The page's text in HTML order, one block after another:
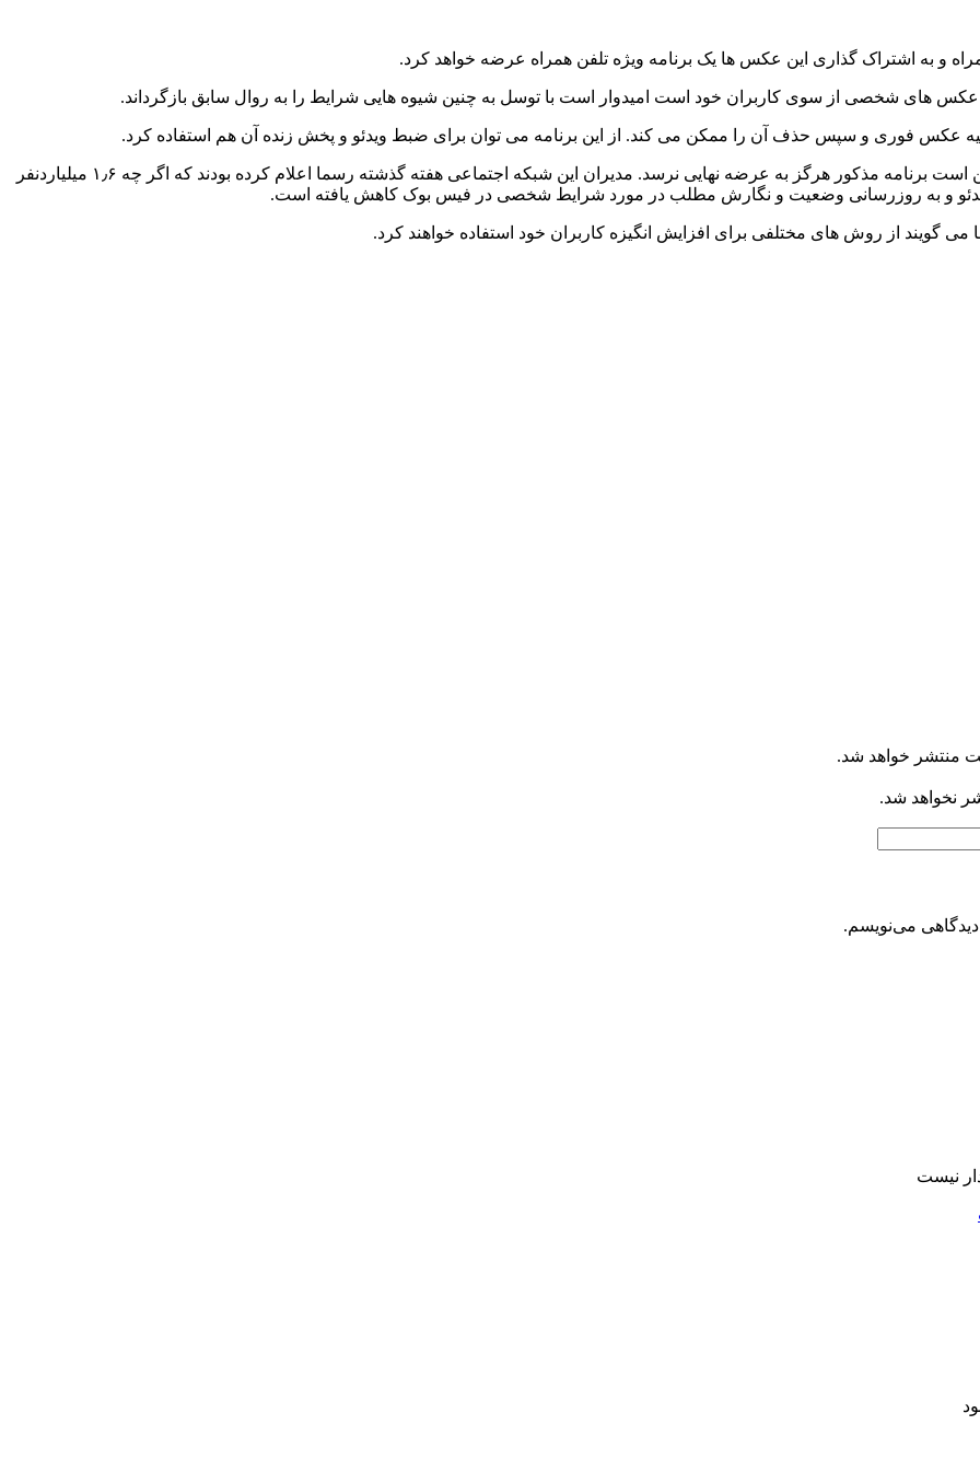
و به اشتراک گذاری این عکس ها یک برنامه ویژه تلفن همراه عرضه خواهد کرد.
های شخصی از سوی کاربران خود است امیدوار است با توسل به چنین شیوه هایی شرایط را به روال سابق بازگرداند.
طراحی این برنامه همراه هنوز در مراحل اولیه خود است و البته ممکن است برنامه مذکور هرگز به عرضه نهایی نرسد. مدیران این شبکه اجتماعی هفته گذشته رسما اعلام کرده بودند که اگر چه ۱٫۶ میلیاردنفر
و به روزرسانی وضعیت و نگارش مطلب در مورد شرایط شخصی در فیس بوک کاهش یافته است.
گویند از روش های مختلفی برای افزایش انگیزه کاربران خود استفاده خواهند کرد.
منتشر خواهد شد.
نخواهد شد.
دیدگاهی می‌نویسم.